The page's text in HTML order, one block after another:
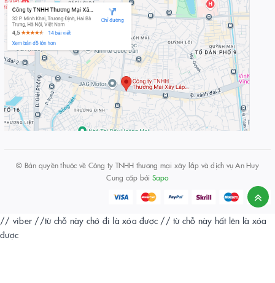
© Bản quyền thuộc về Công ty TNHH thương mại xây lắp và dịch vụ An Huy
Cung cấp bởi Sapo
// viber //từ chỗ này chở đi là xóa được // từ chỗ này hất lên là xóa
được